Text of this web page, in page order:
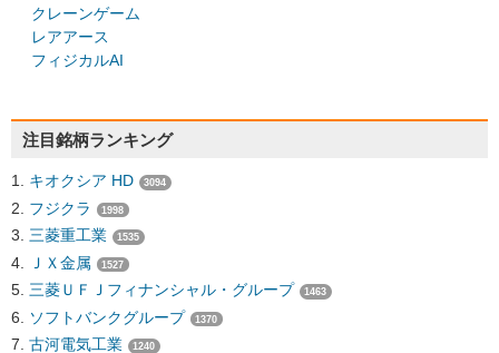
クレーンゲーム
レアアース
フィジカルAI
注目銘柄ランキング
キオクシア HD 3094
フジクラ 1998
三菱重工業 1535
ＪＸ金属 1527
三菱ＵＦＪフィナンシャル・グループ 1463
ソフトバンクグループ 1370
古河電気工業 1240